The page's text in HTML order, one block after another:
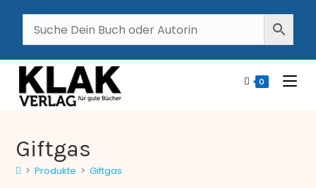
0
Giftgas
> Produkte > Giftgas